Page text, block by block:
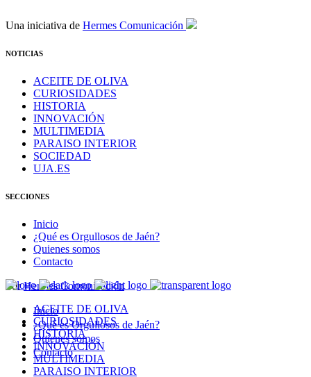
Una iniciativa de Hermes Comunicación
NOTICIAS
ACEITE DE OLIVA
CURIOSIDADES
HISTORIA
INNOVACIÓN
MULTIMEDIA
PARAISO INTERIOR
SOCIEDAD
UJA.ES
SECCIONES
Inicio
¿Qué es Orgullosos de Jaén?
Quienes somos
Contacto
PorHermes Comunicación
Inicio
¿Qué es Orgullosos de Jaén?
Quienes somos
Contacto
ACEITE DE OLIVA
CURIOSIDADES
HISTORIA
INNOVACIÓN
MULTIMEDIA
PARAISO INTERIOR